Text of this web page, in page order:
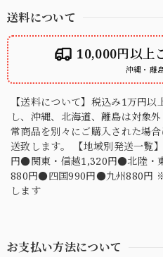
送料について
10,000円以上
沖縄・離
【送料について】税込み1万円
し、沖縄、北海道、離島は対象
常商品を別々にご購入された場
送致します。 【地域別発送一
円●関東・信越1,320円●北陸
880円●四国990円●九州880円
します
お支払い方法について